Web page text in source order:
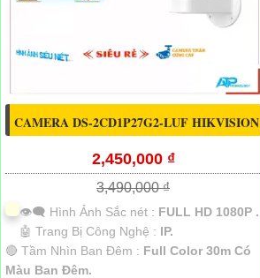
CAMERA DS-2CD1P27G2-LUF HIKVISION
2,450,000 ₫
3,490,000 ₫
👁️‍🗨 Hình Ảnh Sắc nét : FULL HD 1080P .
🤖️ Trang Bị Công Nghệ : IP.
🔴 Tầm Nhìn Ban Đêm : Full Color 30m Có
Màu Ban Đêm.